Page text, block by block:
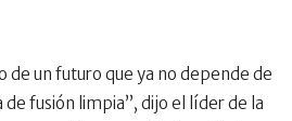
un futuro que ya no depende de
fusión limpia”, dijo el líder de la